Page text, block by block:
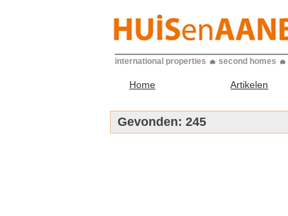
international properties second homes
Home Artikelen
Gevonden: 245